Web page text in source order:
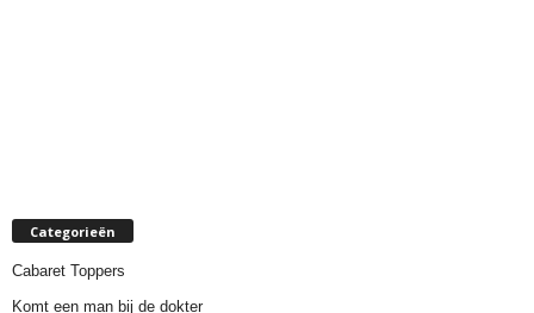
Categorieën
Cabaret Toppers
Komt een man bij de dokter